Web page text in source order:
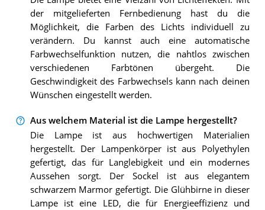
der mitgelieferten Fernbedienung hast du die
Möglichkeit, die Farben des Lichts individuell zu
verändern. Du kannst auch eine automatische
Farbwechselfunktion nutzen, die nahtlos zwischen
verschiedenen Farbtönen übergeht. Die
Geschwindigkeit des Farbwechsels kann nach deinen
Wünschen eingestellt werden.
Aus welchem Material ist die Lampe hergestellt?
Die Lampe ist aus hochwertigen Materialien
hergestellt. Der Lampenkörper ist aus Polyethylen
gefertigt, das für Langlebigkeit und ein modernes
Aussehen sorgt. Der Sockel ist aus elegantem
schwarzem Marmor gefertigt. Die Glühbirne in dieser
Lampe ist eine LED, die für Energieeffizienz und